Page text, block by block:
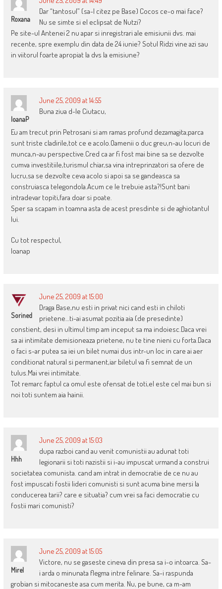
Roxana
Dar “tantosul” (sa-l citez pe Base) Cocos ce-o mai face?
Nu se simte si el eclipsat de Nutzi?
Pe site-ul Antenei 2 nu apar si inregistrari ale emisiunii dvs. mai
recente, spre exemplu din data de 24 iunie? Sotul Ridzi vine azi sau
in viitorul foarte apropiat la dvs la emisiune?
IoanaP
June 25, 2009 at 14:55
Buna ziua d-le Ciutacu,
Eu am trecut prin Petrosani si am ramas profund dezamagita;parca
sunt triste cladirile,tot ce e acolo.Oamenii o duc greu,n-au locuri de
munca,n-au perspective.Cred ca ar fi fost mai bine sa se dezvolte
cumva investitiile,turismul chiar,sa vina intreprinzatori sa ofere de
lucru,sa se dezvolte ceva acolo si apoi sa se gandeasca sa
construiasca telegondola.Acum ce le trebuie asta?!Sunt bani
intradevar topiti,fara doar si poate.
Sper sa scapam in toamna asta de acest presdinte si de aghiotantul
lui.
Cu tot respectul,
Ioanap
Sorined
June 25, 2009 at 15:00
Draga Base,nu esti in privat nici cand esti in chiloti
prietene…ti-ai asumat pozitia aia (de presedinte)
constient, desi in ultimul timp am inceput sa ma indoiesc.Daca vrei
sa ai intimitate demisioneaza prietene, nu te tine nieni cu forta.Daca
o faci s-ar putea sa iei un bilet numai dus intr-un loc in care ai aer
conditionat natural si permanent,iar biletul va fi semnat de un
tulus.Mai vrei intimitate.
Tot remarc faptul ca omul este ofensat de toti,el este cel mai bun si
noi toti suntem aia hainii.
Hhh
June 25, 2009 at 15:03
dupa razboi cand au venit comunistii au adunat toti
legionarii si toti nazistii si i-au impuscat urmand a construi
societatea comunista. cand am intrat in democratie de ce nu au
fost impuscati fostii lideri comunisti si sunt acuma bine mersi la
conducerea tarii? care e situatia? cum vrei sa faci democratie cu
fostii mari comunisti?
Mirel
June 25, 2009 at 15:05
Victore, nu se gaseste cineva din presa sa i-o intoarca. Sa-
i arda o minunata flegma intre felinare. Sa-i raspunda
grobian si mitocaneste asa cum merita. Nu, pe bune, ca m-am